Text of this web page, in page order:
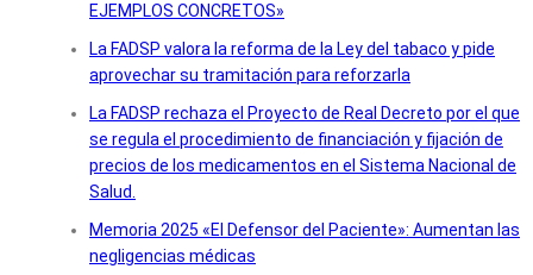
EJEMPLOS CONCRETOS»
La FADSP valora la reforma de la Ley del tabaco y pide
aprovechar su tramitación para reforzarla
La FADSP rechaza el Proyecto de Real Decreto por el que
se regula el procedimiento de financiación y fijación de
precios de los medicamentos en el Sistema Nacional de
Salud.
Memoria 2025 «El Defensor del Paciente»: Aumentan las
negligencias médicas